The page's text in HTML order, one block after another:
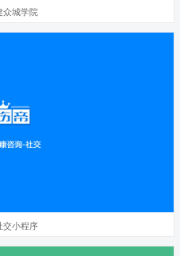
众城学院
交小程序